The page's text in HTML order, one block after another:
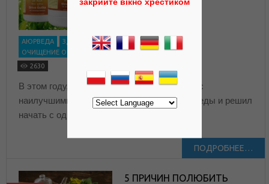
АЮРВЕДА ЗДОРОВЬЕ
ИМУННАЯ СИСТЕМА
ОЧИЩЕНИЕ ОРГАНИЗМА
СТАРЕНИЕ ОРГАНИЗМА
2630
В этом году, я еще не знакомил вас друзья с
наилучшими средствами из арсенала аюрведы и решил
начать с одного из своих
ПОДРОБНЕЕ…
5 ПРИЧИН ПОЛЮБИТЬ
закрийте вікно хрестиком